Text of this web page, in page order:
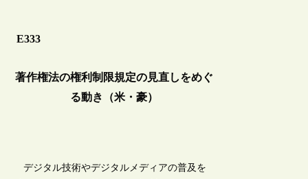
E333
著作権法の権利制限規定の見直しをめぐ
る動き（米・豪）
デジタル技術やデジタルメディアの普及を